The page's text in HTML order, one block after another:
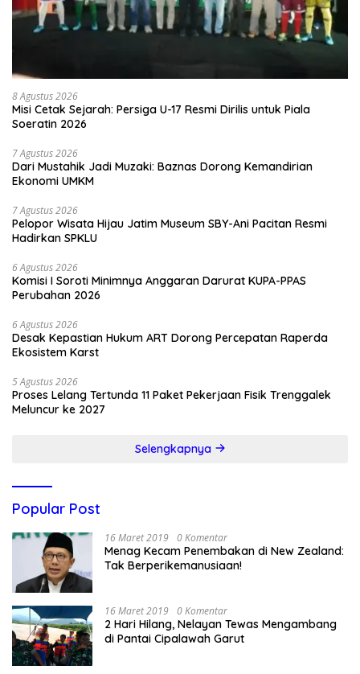
8 Agustus 2026
Misi Cetak Sejarah: Persiga U-17 Resmi Dirilis untuk Piala
Soeratin 2026
7 Agustus 2026
Dari Mustahik Jadi Muzaki: Baznas Dorong Kemandirian
Ekonomi UMKM
7 Agustus 2026
Pelopor Wisata Hijau Jatim Museum SBY-Ani Pacitan Resmi
Hadirkan SPKLU
6 Agustus 2026
Komisi I Soroti Minimnya Anggaran Darurat KUPA-PPAS
Perubahan 2026
6 Agustus 2026
Desak Kepastian Hukum ART Dorong Percepatan Raperda
Ekosistem Karst
5 Agustus 2026
Proses Lelang Tertunda 11 Paket Pekerjaan Fisik Trenggalek
Meluncur ke 2027
Selengkapnya
Popular Post
16 Maret 2019 0 Komentar
Menag Kecam Penembakan di New Zealand:
Tak Berperikemanusiaan!
16 Maret 2019 0 Komentar
2 Hari Hilang, Nelayan Tewas Mengambang
di Pantai Cipalawah Garut